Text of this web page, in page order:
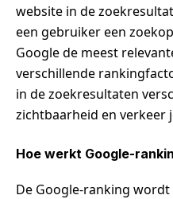
website in de
een gebruiker een
Google de meest
verschillende
in de zoekresultaten
zichtbaarheid en verkeer
Hoe werkt Google-
De Google-ranking